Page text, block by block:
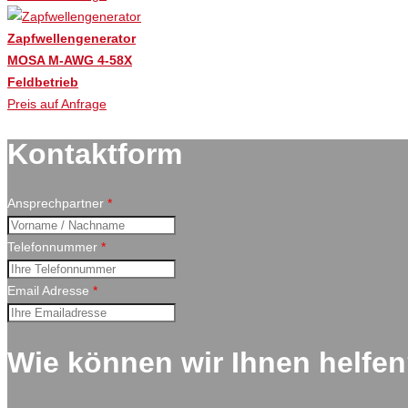
Zapfwellengenerator
MOSA M-AWG 4-58X
Feldbetrieb
Preis auf Anfrage
Kontaktform
Ansprechpartner *
Telefonnummer *
Email Adresse *
Wie können wir Ihnen